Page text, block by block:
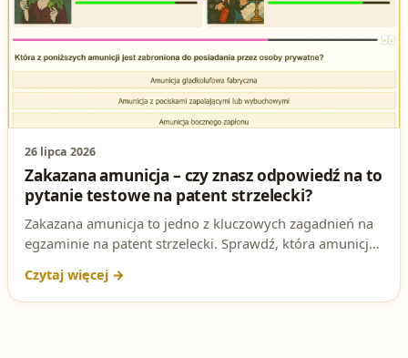
26 lipca 2026
Zakazana amunicja – czy znasz odpowiedź na to
pytanie testowe na patent strzelecki?
Zakazana amunicja to jedno z kluczowych zagadnień na
egzaminie na patent strzelecki. Sprawdź, która amunicja
prawna tego zakazu.